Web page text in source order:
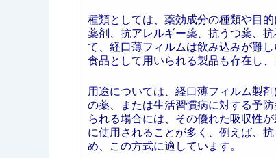
種類としては、薬効成分の種類や目
薬剤、抗アレルギー薬、抗うつ薬、
て、経口薄フィルムは飲み込みが難
食品として用いられる製品も存在し
用途については、経口薄フィルム製
の薬、または生活習慣病に対する予
られる場合には、その優れた吸収性
に使用されることが多く、例えば、
め、この方式に適しています。